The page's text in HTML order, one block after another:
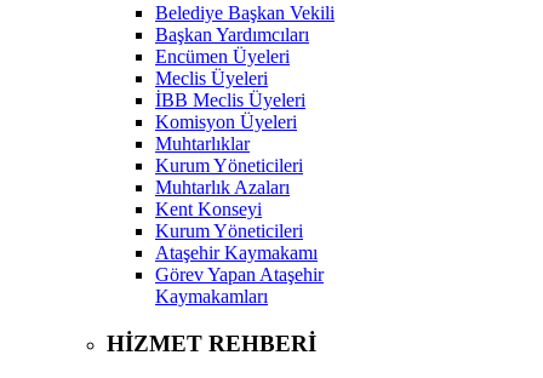
Belediye Başkan Vekili
Başkan Yardımcıları
Encümen Üyeleri
Meclis Üyeleri
İBB Meclis Üyeleri
Komisyon Üyeleri
Muhtarlıklar
Kurum Yöneticileri
Muhtarlık Azaları
Kent Konseyi
Kurum Yöneticileri
Ataşehir Kaymakamı
Görev Yapan Ataşehir
Kaymakamları
HİZMET REHBERİ